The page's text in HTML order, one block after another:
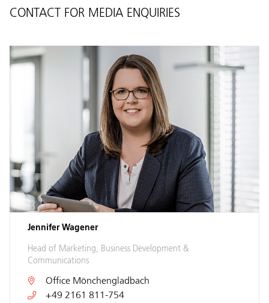
CONTACT FOR MEDIA ENQUIRIES
Jennifer Wagener
Head of Marketing, Business Development &
Communications
Office Mönchengladbach
+49 2161 811-754